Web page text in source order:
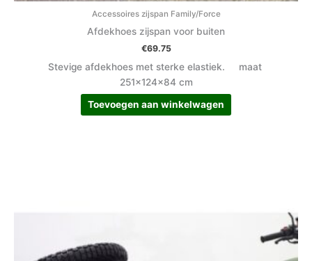
Accessoires zijspan Family/Force
Afdekhoes zijspan voor buiten
€69.75
Stevige afdekhoes met sterke elastiek. maat
251x124x84 cm
Toevoegen aan winkelwagen